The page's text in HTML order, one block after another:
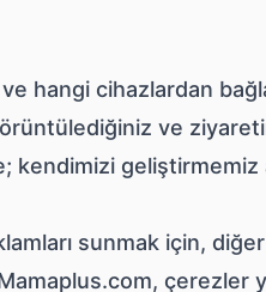
cihazlardan
ve
kendimizi geliştirmemiz
sunmak için,
çerezler